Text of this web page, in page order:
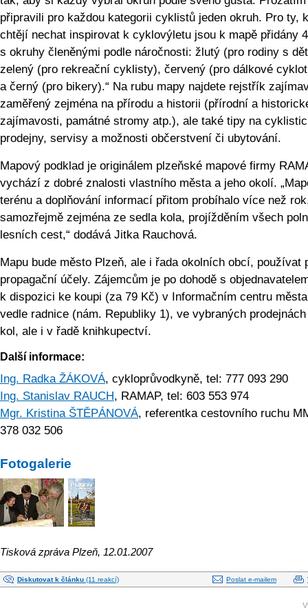
připravili pro každou kategorii cyklistů jeden okruh. Pro ty,
chtějí nechat inspirovat k cyklovýletu jsou k mapě přidány
s okruhy členěnými podle náročnosti: žlutý (pro rodiny s
zelený (pro rekreační cyklisty), červený (pro dálkové
a černý (pro bikery).“ Na rubu mapy najdete rejstřík
zaměřený zejména na přírodu a historii (přírodní a
zajímavosti, památné stromy atp.), ale také tipy na
prodejny, servisy a možnosti občerstvení či ubytování.
Mapový podklad je originálem plzeňské mapové firmy
vychází z dobré znalosti vlastního města a jeho okolí.
terénu a doplňování informací přitom probíhalo více než
samozřejmě zejména ze sedla kola, projížděním všech
lesních cest,“ dodává Jitka Rauchová.
Mapu bude město Plzeň, ale i řada okolních obcí, používat
propagační účely. Zájemcům je po dohodě s
k dispozici ke koupi (za 79 Kč) v Informačním centru
vedle radnice (nám. Republiky 1), ve vybraných
kol, ale i v řadě knihkupectví.
Další informace:
Ing. Radka ŽÁKOVÁ, cykloprůvodkyně, tel: 777 093 290
Ing. Stanislav RAUCH, RAMAP, tel: 603 553 974
Mgr. Kristina ŠTĚPÁNOVÁ, referentka cestovního ruchu
378 032 506
Fotogalerie
Tisková zpráva Plzeň, 12.01.2007
Diskutovat k článku (11 reakcí) Poslat e-mailem